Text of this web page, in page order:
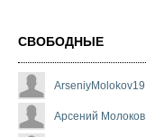
СВОБОДНЫЕ
ArseniyMolokov19
Арсений Молоков